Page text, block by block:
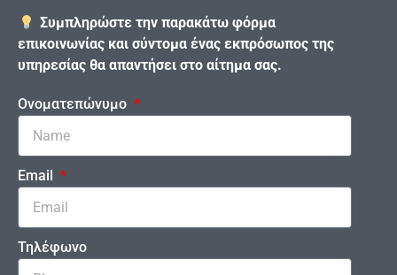
Συμπληρώστε την παρακάτω φόρμα
επικοινωνίας και σύντομα ένας εκπρόσωπος της
υπηρεσίας θα απαντήσει στο αίτημα σας.
Ονοματεπώνυμο
Email
Τηλέφωνο